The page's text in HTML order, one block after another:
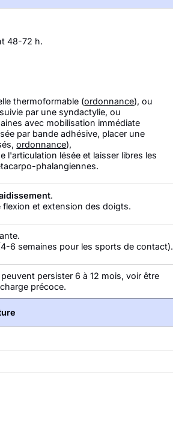
48-72 h.
thermoformable (ordonnance), ou
par une syndactylie, ou
avec mobilisation immédiate
par bande adhésive, placer une
ordonnance),
l'articulation lésée et laisser libres les
phalangiennes.
.
et extension des doigts.
6 semaines pour les sports de contact).
persister 6 à 12 mois, voir être
précoce.